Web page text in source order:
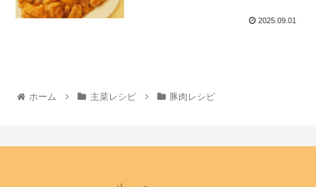
2025.09.01
ホーム 主菜レシピ 豚肉レシピ